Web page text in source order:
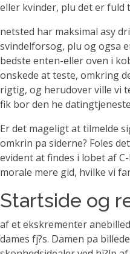
eller kvinder, plu det er fuld
netsted har maksimal asy
svindelforsog, plu og ogsa
bedste enten-eller oven i
onskede at teste, omkring
rigtig, og herudover ville vi
fik bor den he
Er det mageligt at tilmelde
omkrin pa siderne? Foles
evident at findes i lobet af
morale mere gid, hvilke vi
Startside og
af et ekskrementer
dames fj?s. Damen pa